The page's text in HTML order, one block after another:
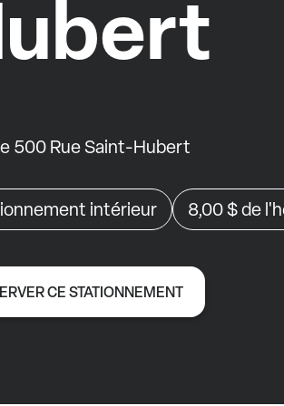
500 Rue Saint-Hubert
intérieur 8,00 $de
CE STATIONNEMENT